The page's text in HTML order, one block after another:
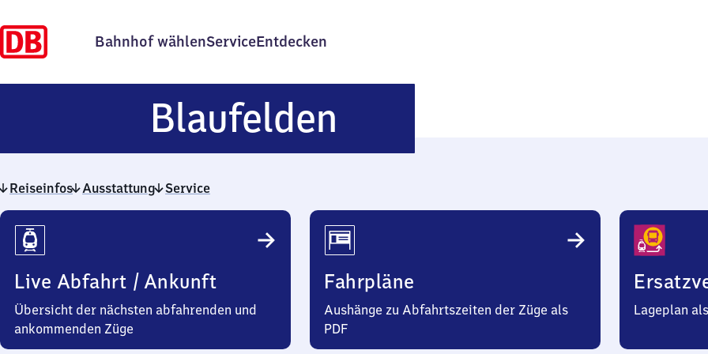
Bahnhof wählenServiceEntdecken
Blaufelden
Reiseinfos Ausstattung Service
Reiseinfos
Live Abfahrt / Ankunft
Übersicht der nächsten abfahrenden und
ankommenden Züge
Fahrpläne
Aushänge zu Abfahrtszeiten der Züge als
PDF
Lageplan